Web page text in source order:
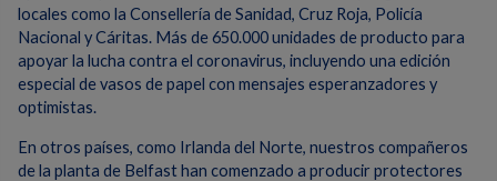
locales como la Consellería de Sanidad, Cruz Roja, Policía
Nacional y Cáritas. Más de 650.000 unidades de producto para
apoyar la lucha contra el coronavirus, incluyendo una edición
especial de vasos de papel con mensajes esperanzadores y
optimistas.
En otros países, como Irlanda del Norte, nuestros compañeros
de la planta de Belfast han comenzado a producir protectores